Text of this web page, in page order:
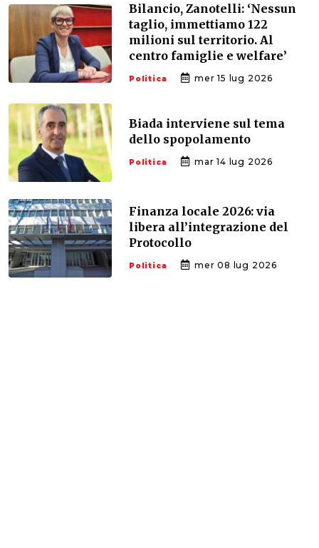
Bilancio, Zanotelli: ‘Nessun
taglio, immettiamo 122
milioni sul territorio. Al
centro famiglie e welfare’
Politica mer 15 lug 2026
Biada interviene sul tema
dello spopolamento
Politica mar 14 lug 2026
Finanza locale 2026: via
libera all’integrazione del
Protocollo
Politica mer 08 lug 2026